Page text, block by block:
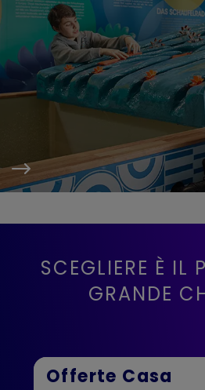
SCEGLIERE È IL
GRANDE
Offerte Casa